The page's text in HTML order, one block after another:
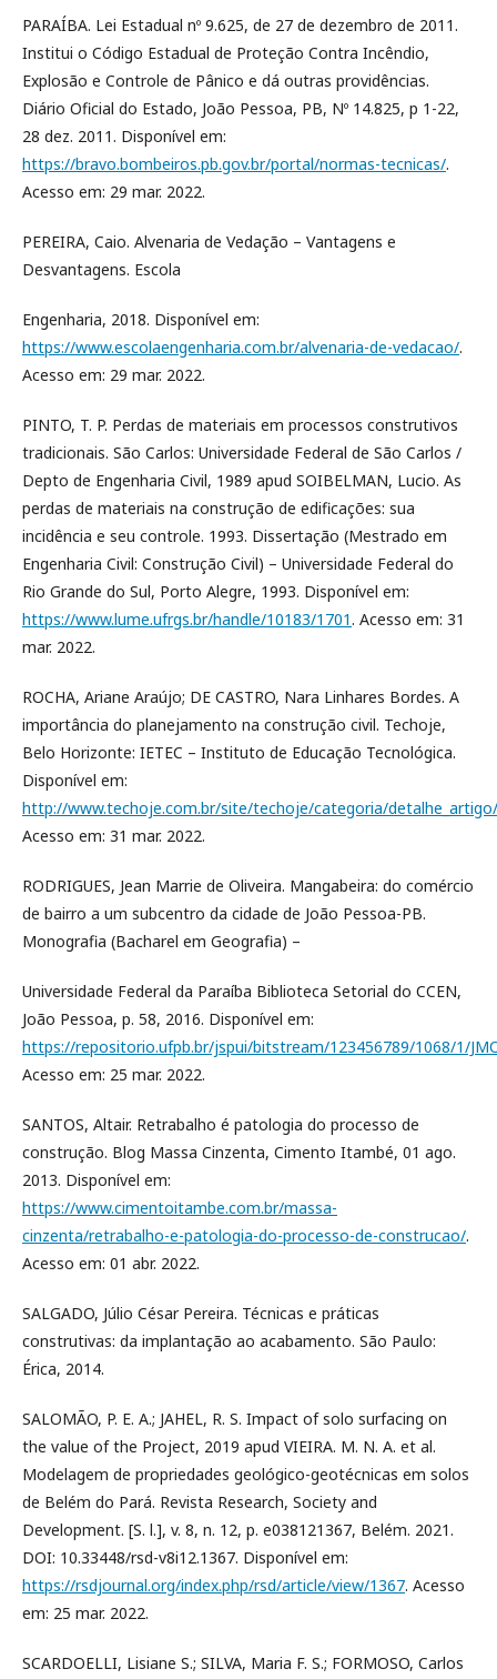
PARAÍBA. Lei Estadual nº 9.625, de 27 de dezembro de 2011.
Institui o Código Estadual de Proteção Contra Incêndio,
Explosão e Controle de Pânico e dá outras providências.
Diário Oficial do Estado, João Pessoa, PB, Nº 14.825, p 1-22,
28 dez. 2011. Disponível em:
https://bravo.bombeiros.pb.gov.br/portal/normas-tecnicas/.
Acesso em: 29 mar. 2022.
PEREIRA, Caio. Alvenaria de Vedação – Vantagens e
Desvantagens. Escola
Engenharia, 2018. Disponível em:
https://www.escolaengenharia.com.br/alvenaria-de-vedacao/.
Acesso em: 29 mar. 2022.
PINTO, T. P. Perdas de materiais em processos construtivos
tradicionais. São Carlos: Universidade Federal de São Carlos /
Depto de Engenharia Civil, 1989 apud SOIBELMAN, Lucio. As
perdas de materiais na construção de edificações: sua
incidência e seu controle. 1993. Dissertação (Mestrado em
Engenharia Civil: Construção Civil) – Universidade Federal do
Rio Grande do Sul, Porto Alegre, 1993. Disponível em:
https://www.lume.ufrgs.br/handle/10183/1701. Acesso em: 31
mar. 2022.
ROCHA, Ariane Araújo; DE CASTRO, Nara Linhares Bordes. A
importância do planejamento na construção civil. Techoje,
Belo Horizonte: IETEC – Instituto de Educação Tecnológica.
Disponível em:
http://www.techoje.com.br/site/techoje/categoria/
Acesso em: 31 mar. 2022.
RODRIGUES, Jean Marrie de Oliveira. Mangabeira: do comércio
de bairro a um subcentro da cidade de João Pessoa-PB.
Monografia (Bacharel em Geografia) –
Universidade Federal da Paraíba Biblioteca Setorial do CCEN,
João Pessoa, p. 58, 2016. Disponível em:
https://repositorio.ufpb.br/jspui/bitstream/123456789/1068/1/
Acesso em: 25 mar. 2022.
SANTOS, Altair. Retrabalho é patologia do processo de
construção. Blog Massa Cinzenta, Cimento Itambé, 01 ago.
2013. Disponível em:
https://www.cimentoitambe.com.br/massa-
cinzenta/retrabalho-e-patologia-do-processo-de-construcao/.
Acesso em: 01 abr. 2022.
SALGADO, Júlio César Pereira. Técnicas e práticas
construtivas: da implantação ao acabamento. São Paulo:
Érica, 2014.
SALOMÃO, P. E. A.; JAHEL, R. S. Impact of solo surfacing on
the value of the Project, 2019 apud VIEIRA. M. N. A. et al.
Modelagem de propriedades geológico-geotécnicas em solos
de Belém do Pará. Revista Research, Society and
Development. [S. l.], v. 8, n. 12, p. e038121367, Belém. 2021.
DOI: 10.33448/rsd-v8i12.1367. Disponível em:
https://rsdjournal.org/index.php/rsd/article/view/1367. Acesso
em: 25 mar. 2022.
SCARDOELLI, Lisiane S.; SILVA, Maria F. S.; FORMOSO, Carlos